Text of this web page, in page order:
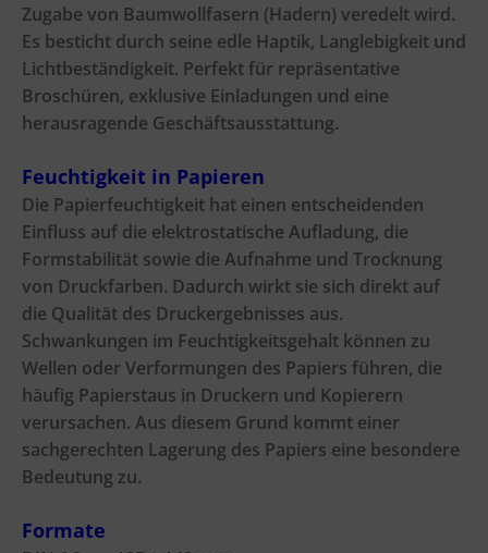
Zugabe von Baumwollfasern (Hadern) veredelt wird.
Es besticht durch seine edle Haptik, Langlebigkeit und
Lichtbeständigkeit. Perfekt für repräsentative
Broschüren, exklusive Einladungen und eine
herausragende Geschäftsausstattung.
Feuchtigkeit in Papieren
Die Papierfeuchtigkeit hat einen entscheidenden
Einfluss auf die elektrostatische Aufladung, die
Formstabilität sowie die Aufnahme und Trocknung
von Druckfarben. Dadurch wirkt sie sich direkt auf
die Qualität des Druckergebnisses aus.
Schwankungen im Feuchtigkeitsgehalt können zu
Wellen oder Verformungen des Papiers führen, die
häufig Papierstaus in Druckern und Kopierern
verursachen. Aus diesem Grund kommt einer
sachgerechten Lagerung des Papiers eine besondere
Bedeutung zu.
Formate